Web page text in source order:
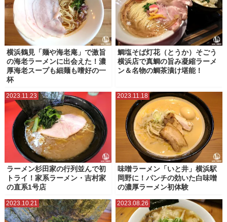
横浜鶴見「麺や海老庵」で激旨
の海老ラーメンに出会えた！濃
厚海老スープも細麺も嗜好の一
杯
鯛塩そば灯花（とうか）そごう
横浜店で真鯛の旨み凝縮ラーメ
ン＆名物の鯛茶漬け堪能！
2023.11.23
ラーメン杉田家の行列並んで初
トライ！家系ラーメン・吉村家
の直系1号店
2023.11.18
味噌ラーメン「いと井」横浜駅
岡野に！パンチの効いた白味噌
の濃厚ラーメン初体験
2023.10.21 2023.08.26